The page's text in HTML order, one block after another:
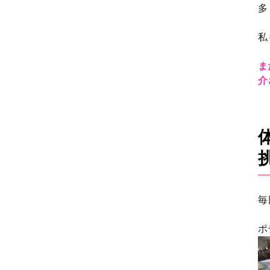
私
介
毎